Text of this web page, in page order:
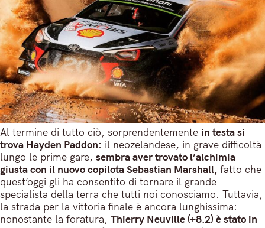
Al termine di tutto ciò, sorprendentemente in testa si
trova Hayden Paddon: il neozelandese, in grave difficoltà
lungo le prime gare, sembra aver trovato l’alchimia
giusta con il nuovo copilota Sebastian Marshall, fatto che
quest’oggi gli ha consentito di tornare il grande
specialista della terra che tutti noi conosciamo. Tuttavia,
la strada per la vittoria finale è ancora lunghissima:
nonostante la foratura, Thierry Neuville (+8.2) è stato in